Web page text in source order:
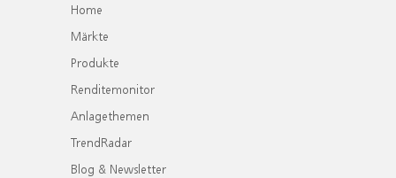
Home
Märkte
Produkte
Renditemonitor
Anlagethemen
TrendRadar
Blog & Newsletter